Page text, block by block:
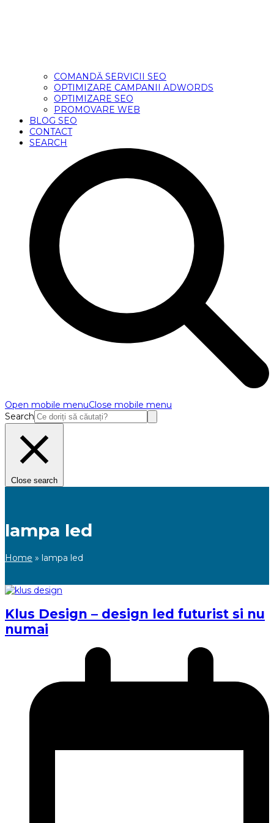
COMANDĂ SERVICII SEO
OPTIMIZARE CAMPANII ADWORDS
OPTIMIZARE SEO
PROMOVARE WEB
BLOG SEO
CONTACT
SEARCH
Open mobile menuClose mobile menu
Search
Close search
lampa led
Home » lampa led
Klus Design – design led futurist si nu
numai